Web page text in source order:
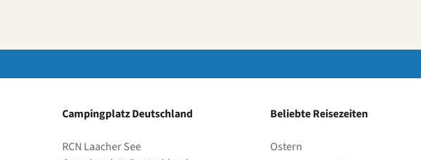
Campingplatz Deutschland
RCN Laacher See
Beliebte Reisezeiten
Ostern